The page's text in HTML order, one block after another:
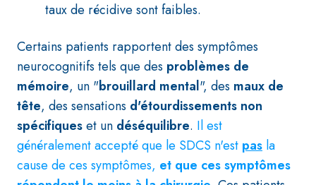
taux de récidive sont faibles.
Certains patients rapportent des symptômes
neurocognitifs tels que des problèmes de
mémoire, un "brouillard mental", des maux de
tête, des sensations d'étourdissements non
spécifiqueset un déséquilibre. Il est
généralement accepté que le SDCS n'est pas la
cause de ces symptômes, et que ces symptômes